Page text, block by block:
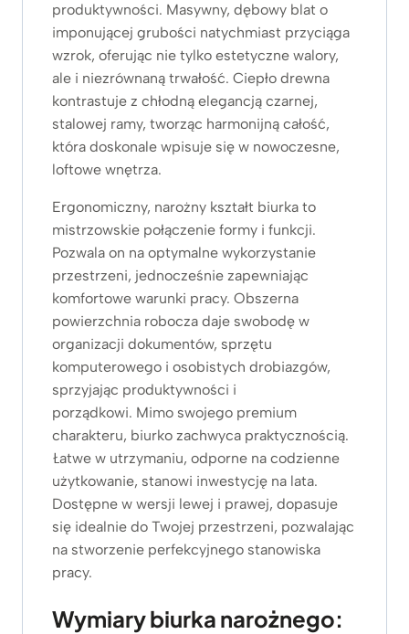
produktywności. Masywny, dębowy blat o
imponującej grubości natychmiast przyciąga
wzrok, oferując nie tylko estetyczne walory,
ale i niezrównaną trwałość. Ciepło drewna
kontrastuje z chłodną elegancją czarnej,
stalowej ramy, tworząc harmonijną całość,
która doskonale wpisuje się w nowoczesne,
loftowe wnętrza.
Ergonomiczny, narożny kształt biurka to
mistrzowskie połączenie formy i funkcji.
Pozwala on na optymalne wykorzystanie
przestrzeni, jednocześnie zapewniając
komfortowe warunki pracy. Obszerna
powierzchnia robocza daje swobodę w
organizacji dokumentów, sprzętu
komputerowego i osobistych drobiazgów,
sprzyjając produktywności i
porządkowi. Mimo swojego premium
charakteru, biurko zachwyca praktycznością.
Łatwe w utrzymaniu, odporne na codzienne
użytkowanie, stanowi inwestycję na lata.
Dostępne w wersji lewej i prawej, dopasuje
się idealnie do Twojej przestrzeni, pozwalając
na stworzenie perfekcyjnego stanowiska
pracy.
Wymiary biurka narożnego: